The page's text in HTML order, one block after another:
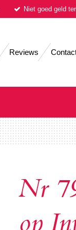
Niet goed geld
Reviews
Nr
op